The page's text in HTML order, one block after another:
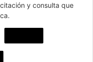
y consulta que